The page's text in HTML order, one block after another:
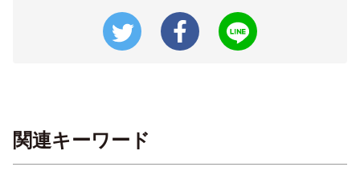
関連キーワード